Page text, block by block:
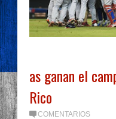
as ganan el
Rico
COMENTARIOS